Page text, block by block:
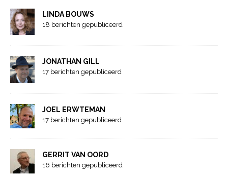
LINDA BOUWS
18 berichten gepubliceerd
JONATHAN GILL
17 berichten gepubliceerd
JOEL ERWTEMAN
17 berichten gepubliceerd
GERRIT VAN OORD
16 berichten gepubliceerd